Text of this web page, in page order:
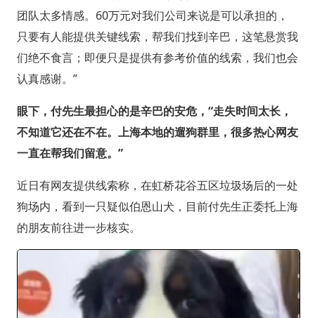
团队太多情感。60万元对我们公司来说是可以承担的，
只要有人能提供关键线索，帮我们找到辛巴，这笔悬赏我
们绝不食言；即便只是提供有参考价值的线索，我们也会
认真感谢。”
眼下，付先生最担心的是辛巴的安危，“走失时间太长，
不知道它还在不在。上海本地的遛狗群里，很多热心网友
一直在帮我们留意。”
近日有网友提供线索称，在虹桥花谷五区垃圾场后的一处
狗场内，看到一只疑似伯恩山犬，目前付先生正委托上海
的朋友前往进一步核实。